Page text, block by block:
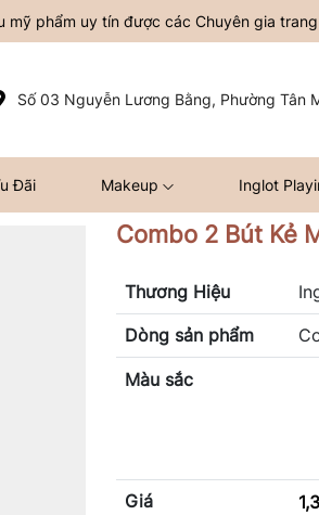
mỹ phẩm uy tín được các Chuyên gia
Số 03 Nguyễn Lương Bằng, Phường Tân
Đãi Makeup Inglot
Combo 2 Bút Kẻ
Thương Hiệu
Dòng sản phẩm
Màu sắc
Giá